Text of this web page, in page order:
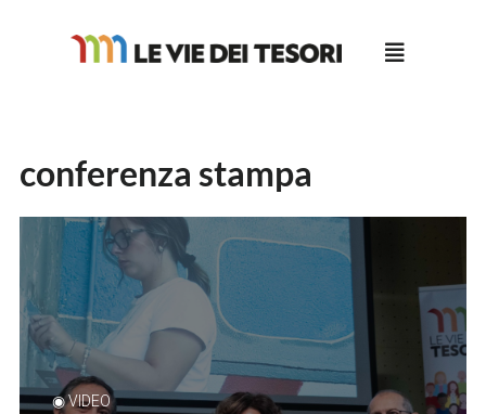
conferenza stampa
◉ VIDEO